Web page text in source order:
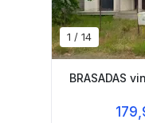
1 / 14
BRASADAS